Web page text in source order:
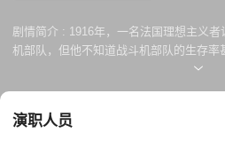
剧情简介 : 1916年，一名法国理想主义
机部队，但他不知道战斗机部队的生存率
了一位美丽的女孩丹妮丝并爱上了她。在
演职人员